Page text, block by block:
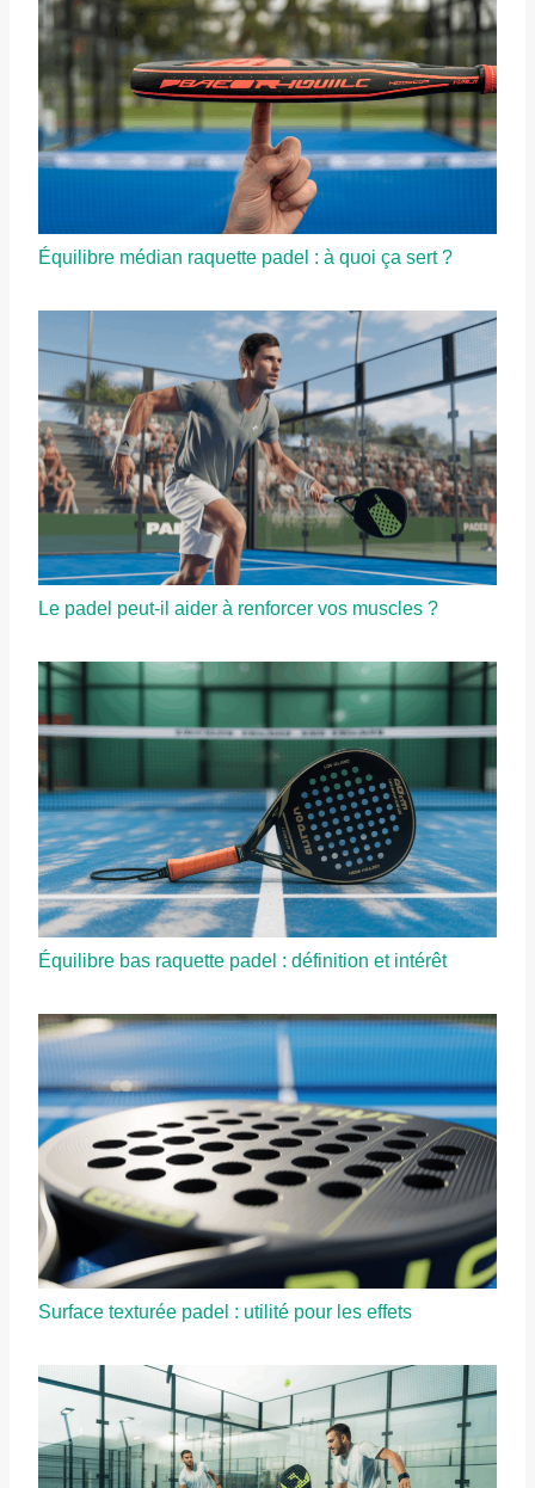
Équilibre médian raquette padel : à quoi ça sert ?
Le padel peut-il aider à renforcer vos muscles ?
Équilibre bas raquette padel : définition et intérêt
Surface texturée padel : utilité pour les effets